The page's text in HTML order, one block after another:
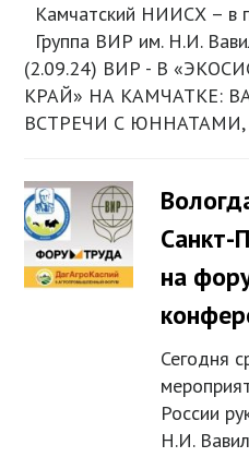
Камчатский НИИСХ – в
Группа ВИР им. Н.И.
(2.09.24) ВИР - В
КРАЙ» НА КАМЧАТКЕ:
ВСТРЕЧИ С
Санкт-
на
Сегодня
России
Н.И.